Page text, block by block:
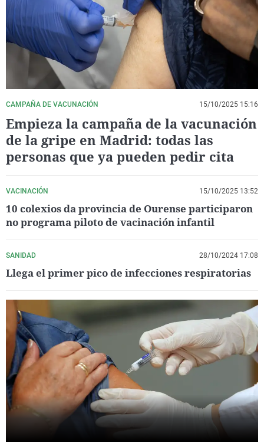
La rosa de los vientos
Gente viajera
Como el perro y el
Caso
Retornados
Equipo de
Operación Viuda
Extremadura
Galicia
La Rioja
Navarra
País Vasco
Virales
Televisión
Elecciones
CAMPAÑA DE VACUNACIÓN 15/10/2025 15:16
Empieza la campaña de la vacunación
de la gripe en Madrid: todas las
personas que ya pueden pedir cita
VACINACIÓN 15/10/2025 13:52
10 colexios da provincia de Ourense participaron
no programa piloto de vacinación infantil
SANIDAD 28/10/2024 17:08
Llega el primer pico de infecciones respiratorias